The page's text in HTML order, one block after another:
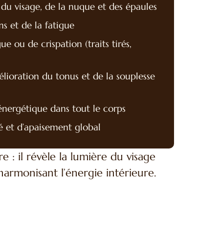
visage, de la nuque et des épaules
et de la fatigue
ou de crispation (traits tirés,
du tonus et de la souplesse
dans tout le corps
et d’apaisement global
: il révèle la lumière du visage
l’énergie intérieure.